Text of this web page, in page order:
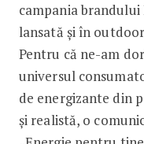
campania
lansată și în
Pentru că ne-am
universul
de energizante din
și realistă, o